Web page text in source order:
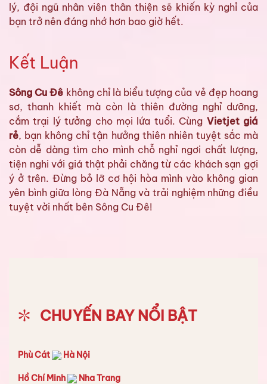
lý, đội ngũ nhân viên thân thiện sẽ khiến kỳ nghỉ của
bạn trở nên đáng nhớ hơn bao giờ hết.
Kết Luận
Sông Cu Đê không chỉ là biểu tượng của vẻ đẹp hoang
sơ, thanh khiết mà còn là thiên đường nghỉ dưỡng,
cắm trại lý tưởng cho mọi lứa tuổi. Cùng Vietjet giá
rẻ, bạn không chỉ tận hưởng thiên nhiên tuyệt sắc mà
còn dễ dàng tìm cho mình chỗ nghỉ ngơi chất lượng,
tiện nghi với giá thật phải chăng từ các khách sạn gợi
ý ở trên. Đừng bỏ lỡ cơ hội hòa mình vào không gian
yên bình giữa lòng Đà Nẵng và trải nghiệm những điều
tuyệt vời nhất bên Sông Cu Đê!
CHUYẾN BAY NỔI BẬT
Phù Cát Hà Nội
Hồ Chí Minh Nha Trang